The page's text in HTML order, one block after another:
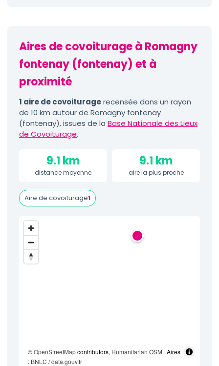
Aires de covoiturage à Romagny
fontenay (fontenay) et à
proximité
1 aire de covoituragerecensée dans un rayon
de 10 km autour de Romagny fontenay
(fontenay), issues de la Base Nationale des Lieux
de Covoiturage.
9.1 km
distance moyenne
9.1 km
aire la plus proche
Aire de covoiturage1
©OpenStreetMapcontributors, Humanitarian OSM · Aires
: BNLC / data.gouv.fr